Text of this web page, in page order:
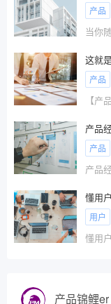
产品
这就
产品
【产
产品
用户
产品锦鲤er